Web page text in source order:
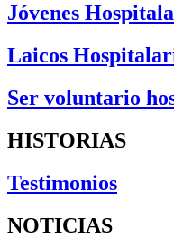
Jóvenes
Laicos
Ser voluntario
HISTORIAS
Testimonios
NOTICIAS